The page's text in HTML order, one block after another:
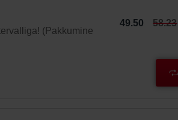
(Pakkumine
49.50 58.23